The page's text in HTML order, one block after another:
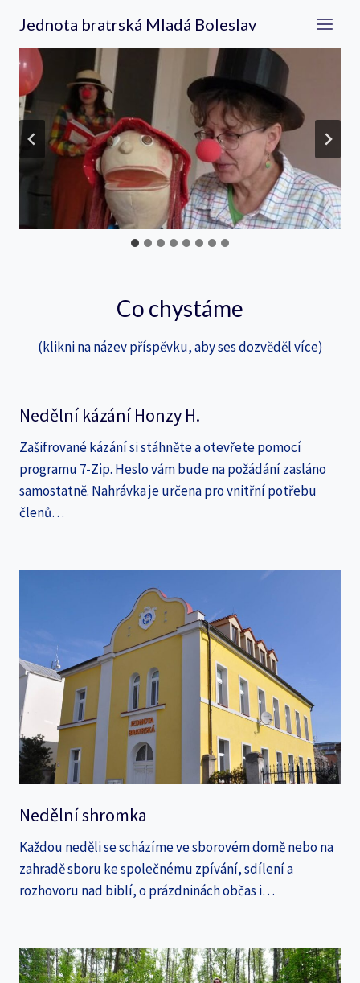
obsah
Jednota bratrská Mladá Boleslav
Co chystáme
(klikni na název příspěvku, aby ses dozvěděl více)
Nedělní kázání Honzy H.
Zašifrované kázání si stáhněte a otevřete pomocí
programu 7-Zip. Heslo vám bude na požádání zasláno
samostatně. Nahrávka je určena pro vnitřní potřebu
členů…
Nedělní shromka
Každou neděli se scházíme ve sborovém domě nebo na
zahradě sboru ke společnému zpívání, sdílení a
rozhovoru nad biblí, o prázdninách občas i…